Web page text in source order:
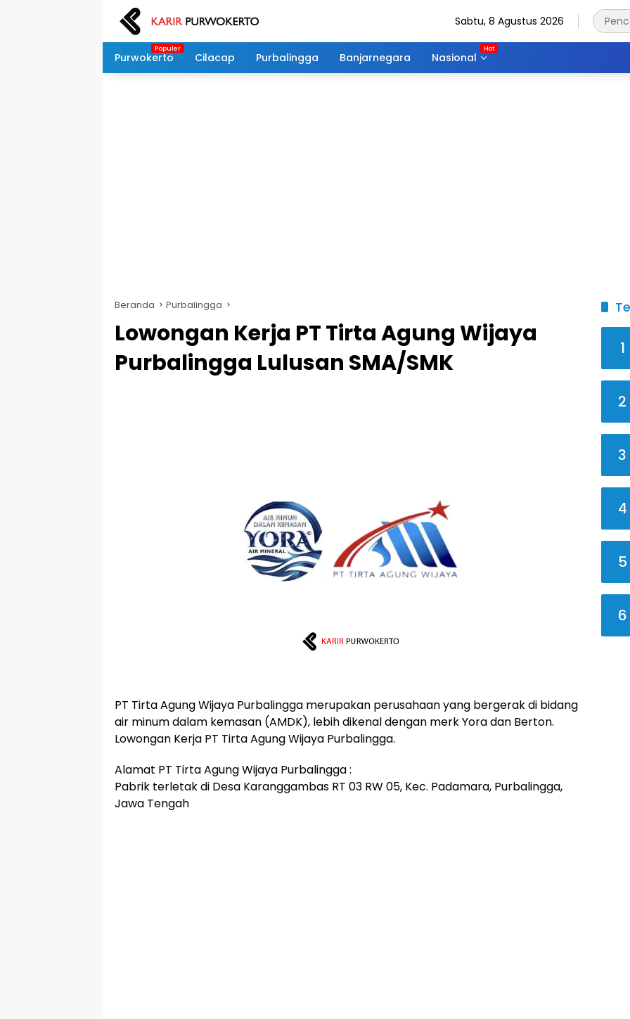
Sabtu, 8 Agustus 2026
Purwokerto Cilacap Purbalingga Banjarnegara Nasional
Beranda Purbalingga
Lowongan Kerja PT Tirta Agung Wijaya
Purbalingga Lulusan SMA/SMK
PT Tirta Agung Wijaya Purbalingga merupakan perusahaan yang bergerak di bidang
air minum dalam kemasan (AMDK), lebih dikenal dengan merk Yora dan Berton.
Lowongan Kerja PT Tirta Agung Wijaya Purbalingga.
Alamat PT Tirta Agung Wijaya Purbalingga :
Pabrik terletak di Desa Karanggambas RT 03 RW 05, Kec. Padamara, Purbalingga,
Jawa Tengah
1
2
3
4
5
6